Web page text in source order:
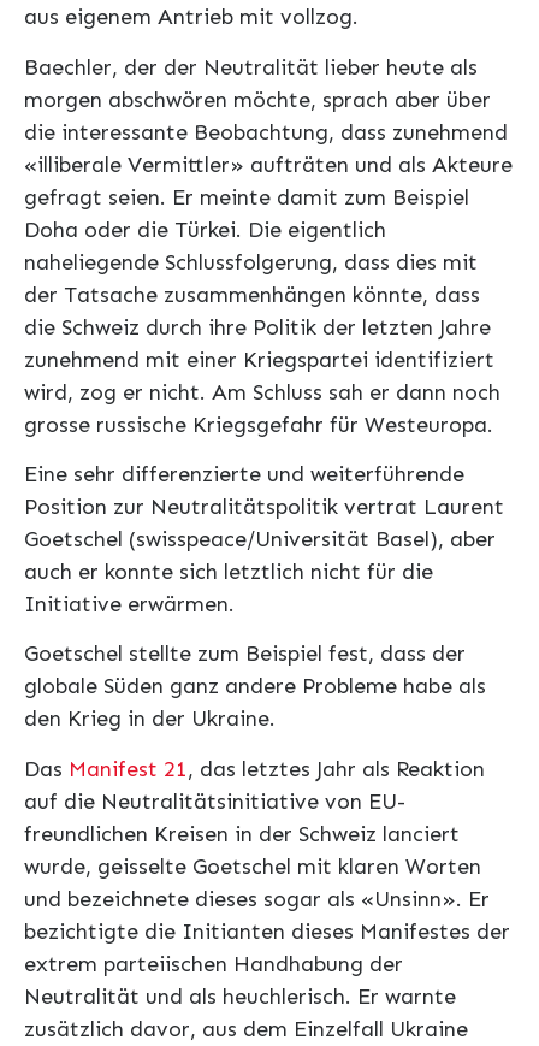
aus eigenem Antrieb mit vollzog.
Baechler, der der Neutralität lieber heute als
morgen abschwören möchte, sprach aber über
die interessante Beobachtung, dass zunehmend
«illiberale Vermittler» aufträten und als Akteure
gefragt seien. Er meinte damit zum Beispiel
Doha oder die Türkei. Die eigentlich
naheliegende Schlussfolgerung, dass dies mit
der Tatsache zusammenhängen könnte, dass
die Schweiz durch ihre Politik der letzten Jahre
zunehmend mit einer Kriegspartei identifiziert
wird, zog er nicht. Am Schluss sah er dann noch
grosse russische Kriegsgefahr für Westeuropa.
Eine sehr differenzierte und weiterführende
Position zur Neutralitätspolitik vertrat Laurent
Goetschel (swisspeace/Universität Basel), aber
auch er konnte sich letztlich nicht für die
Initiative erwärmen.
Goetschel stellte zum Beispiel fest, dass der
globale Süden ganz andere Probleme habe als
den Krieg in der Ukraine.
Das Manifest 21, das letztes Jahr als Reaktion
auf die Neutralitätsinitiative von EU-
freundlichen Kreisen in der Schweiz lanciert
wurde, geisselte Goetschel mit klaren Worten
und bezeichnete dieses sogar als «Unsinn». Er
bezichtigte die Initianten dieses Manifestes der
extrem parteiischen Handhabung der
Neutralität und als heuchlerisch. Er warnte
zusätzlich davor, aus dem Einzelfall Ukraine